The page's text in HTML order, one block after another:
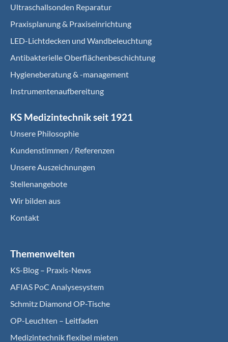
Ultraschallsonden Reparatur
Praxisplanung & Praxiseinrichtung
LED-Lichtdecken und Wandbeleuchtung
Antibakterielle Oberflächenbeschichtung
Hygieneberatung & -management
Instrumentenaufbereitung
KS Medizintechnik seit 1921
Unsere Philosophie
Kundenstimmen / Referenzen
Unsere Auszeichnungen
Stellenangebote
Wir bilden aus
Kontakt
Themenwelten
KS-Blog – Praxis-News
AFIAS PoC Analysesystem
Schmitz Diamond OP-Tische
OP-Leuchten – Leitfaden
Medizintechnik flexibel mieten